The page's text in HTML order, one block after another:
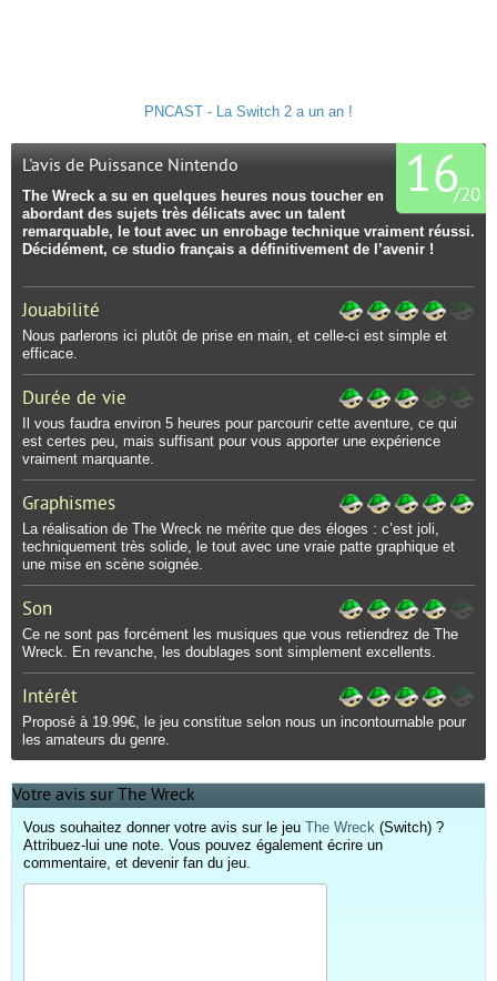
PNCAST - La Switch 2 a un an !
16
/20
L'avis de Puissance Nintendo
The Wreck a su en quelques heures nous toucher en
abordant des sujets très délicats avec un talent
remarquable, le tout avec un enrobage technique vraiment réussi.
Décidément, ce studio français a définitivement de l’avenir !
Jouabilité
Nous parlerons ici plutôt de prise en main, et celle-ci est simple et
efficace.
Durée de vie
Il vous faudra environ 5 heures pour parcourir cette aventure, ce qui
est certes peu, mais suffisant pour vous apporter une expérience
vraiment marquante.
Graphismes
La réalisation de The Wreck ne mérite que des éloges : c’est joli,
techniquement très solide, le tout avec une vraie patte graphique et
une mise en scène soignée.
Son
Ce ne sont pas forcément les musiques que vous retiendrez de The
Wreck. En revanche, les doublages sont simplement excellents.
Intérêt
Proposé à 19.99€, le jeu constitue selon nous un incontournable pour
les amateurs du genre.
Votre avis sur The Wreck
Vous souhaitez donner votre avis sur le jeu The Wreck (Switch) ?
Attribuez-lui une note. Vous pouvez également écrire un
commentaire, et devenir fan du jeu.